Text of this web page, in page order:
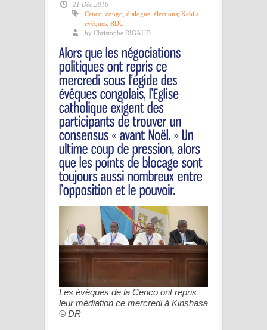
21 Déc 2016
Cenco congo dialogue élections; Kabila
évêques RDC
by Christophe RIGAUD
Les évêques de la Cenco ont repris
leur médiation ce mercredi à Kinshasa
© DR